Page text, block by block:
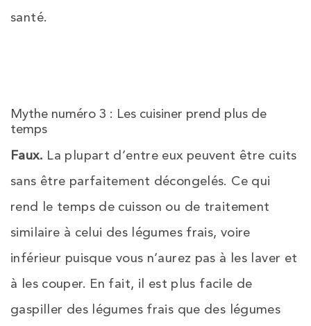
santé.
Mythe numéro 3 : Les cuisiner prend plus de
temps
Faux. La plupart d’entre eux peuvent être cuits
sans être parfaitement décongelés. Ce qui
rend le temps de cuisson ou de traitement
similaire à celui des légumes frais, voire
inférieur puisque vous n’aurez pas à les laver et
à les couper. En fait, il est plus facile de
gaspiller des légumes frais que des légumes